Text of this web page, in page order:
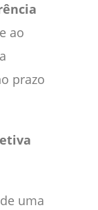
ao
prazo
uma